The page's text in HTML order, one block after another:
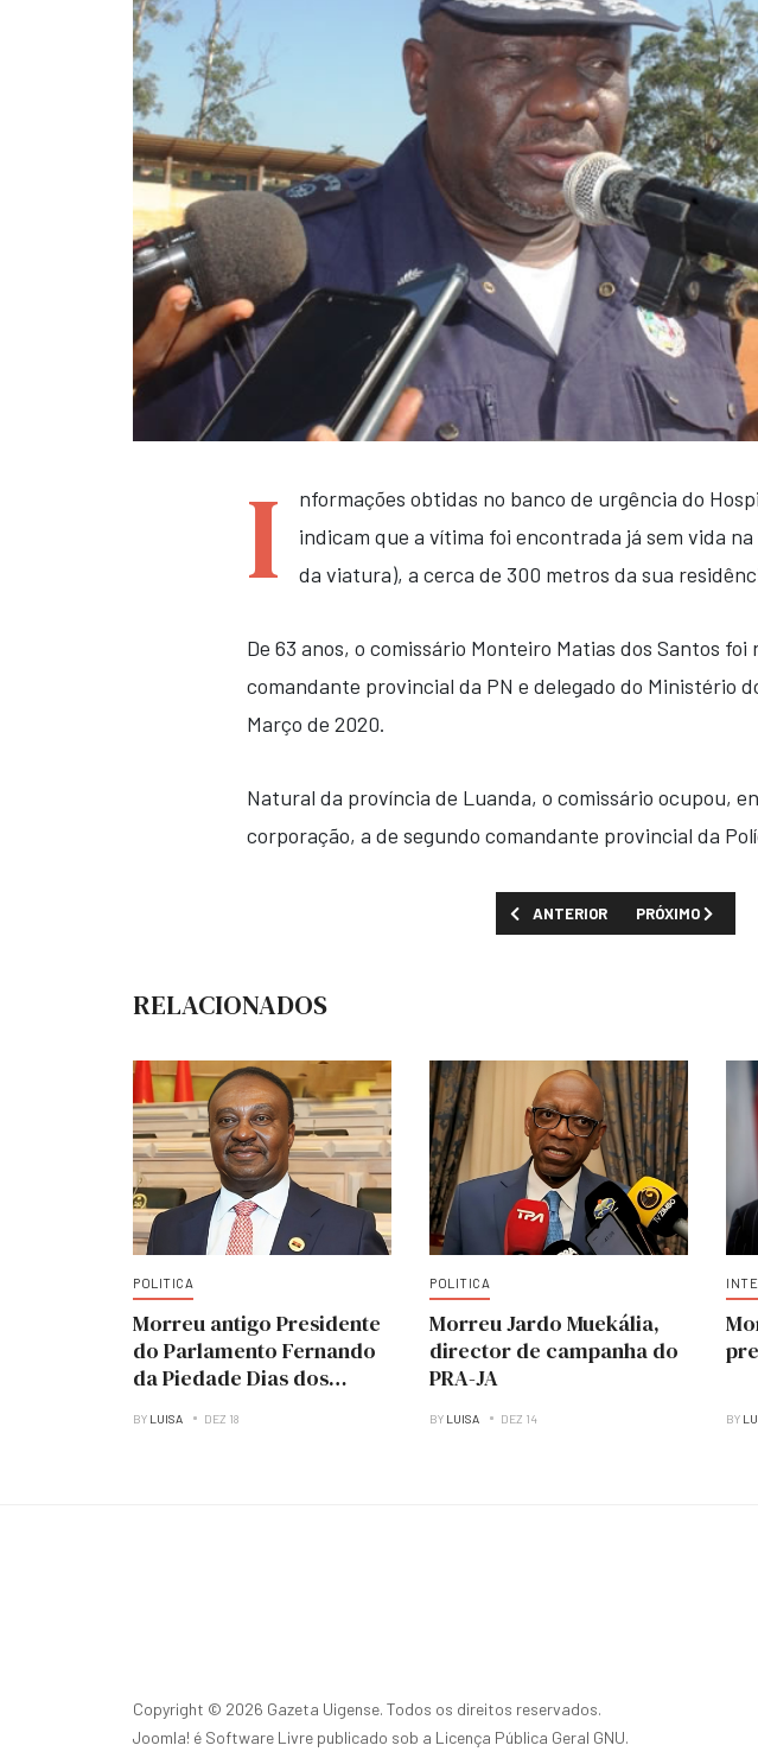
I
nformações obtidas no banco de urgência do
indicam que a vítima foi encontrada já sem vida
da viatura), a cerca de 300 metros da sua
De 63 anos, o comissário Monteiro Matias dos Santos foi
comandante provincial da PN e delegado do Ministério
Março de 2020.
Natural da província de Luanda, o comissário ocupou,
corporação, a de segundo comandante provincial da
ARTIGO ANTERIOR: A
ANTERIOR PRÓXIMO
PRÓXIMO
RELACIONADOS
POLITICA
Morreu antigo Presidente
do Parlamento Fernando
da Piedade Dias dos
BY LUISA DEZ 18
POLITICA
Morreu Jardo Muekália,
director de campanha do
PRA-JA
BY LUISA DEZ 14 BY
Copyright © 2026 Gazeta Uigense. Todos os direitos reservados.
Joomla! é Software Livre publicado sob a Licença Pública Geral GNU.